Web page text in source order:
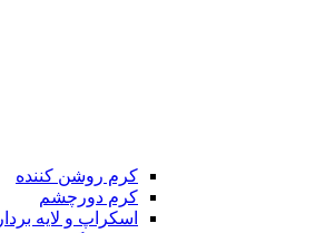
کرم روشن کننده
کرم دورچشم
اسکراپ و لایه بردار